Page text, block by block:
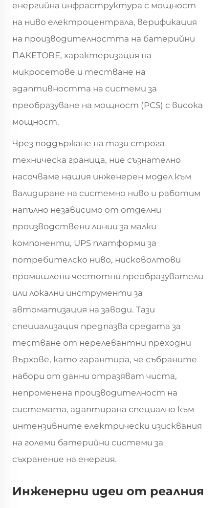
енергийна инфраструктура с мощност
на ниво електроцентрала, верификация
на производителността на батерийни
ПАКЕТОВЕ, характеризация на
микросетове и тестване на
адаптивността на системи за
преобразуване на мощност (PCS) с висока
мощност.
Чрез поддържане на тази строга
техническа граница, ние съзнателно
насочваме нашия инженерен модел към
валидиране на системно ниво и работим
напълно независимо от отделни
производствени линии за малки
компоненти, UPS платформи за
потребителско ниво, нисковолтови
промишлени честотни преобразуватели
или локални инструменти за
автоматизация на заводи. Тази
специализация предпазва средата за
тестване от нерелевантни преходни
върхове, като гарантира, че събраните
набори от данни отразяват чиста,
непроменена производителност на
системата, адаптирана специално към
интензивните електрически изисквания
на големи батерийни системи за
съхранение на енергия.
Инженерни идеи от реалния